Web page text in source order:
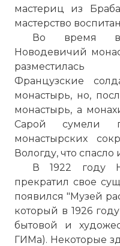
мастериц из
мастерство
Во время
Новодевичий
разместилась
Французские
монастырь, но,
монастырь, а
Сарой сумели
монастырских
Вологду, что
В 1922 году
прекратил свое
появился "Музей
который в 1926
бытовой и
ГИМа). Некоторые